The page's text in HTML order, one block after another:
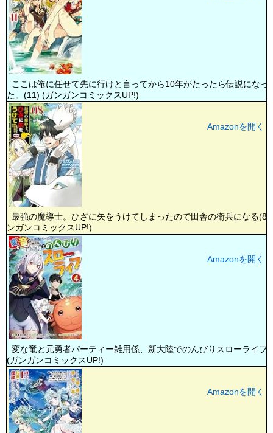
ここは俺に任せて先に行けと言ってから10年がたったら伝説になっ
た。(11) (ガンガンコミックスUP!)
最強の魔導士。ひざに矢をうけてしまったので田舎の衛兵になる(8)
ンガンコミックスUP!)
Amazonを開く
変な竜と元勇者パーティー雑用係、新大陸でのんびりスローライフ
(ガンガンコミックスUP!)
Amazonを開く
Amazonを開く